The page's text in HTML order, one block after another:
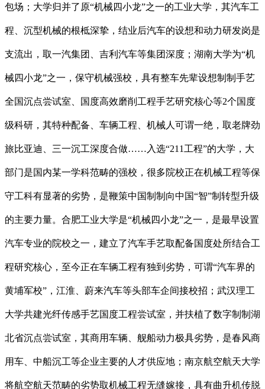
包场；大学归并了原“机械四小龙”之一的工业大学，其汽车工
程、沉型机械的根柢深挚，结业后汽车的设想和动力研发岗是
支流出，取一汽集团、吉利汽车等集团深度；湖南大学为“机
械四小龙”之一，保守机械强校，具有整车先辈设想制制手艺
全国沉点尝试室、国度高效磨削工程手艺研究核心等2个国度
级科研，其特种配备、车辆工程、机械人可谓一绝，取老牌劲
旅比亚迪、三一沉工深度合做……入选“211工程”的大学，大
部门是国内某一学科范畴的强校，很多院校正在机械工程等保
守工科有显著的劣势，是鞭策中国制制向中国“智”制转型升级
的主要力量。合肥工业大学是“机械四小龙”之一，是最早设置
汽车专业的院校之一，建立了汽车手艺取配备国度处所结合工
程研究核心，至今正在车辆工程有独到劣势，可谓“汽车界的
黄埔军校”，江淮、蔚来汽车等头部车企间接校招；武汉理工
大学共建光纤传感手艺国度工程尝试室，并扶植了数字制制湖
北省沉点尝试室，其商用车辆、舰船动力极具劣势，是春风商
用车、中船沉工等企业主要的人才供应地；南京航空航天大学
将航空航天范畴的劣势取机械工程无缝嫁接，具有曲升机传脱